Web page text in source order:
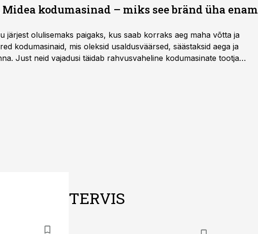
kodumasinad – miks see bränd üha enam
järjest olulisemaks paigaks, kus saab korraks aeg maha võtta ja
kodumasinaid, mis oleksid usaldusväärsed, säästaksid aega ja
Just neid vajadusi täidab rahvusvaheline kodumasinate tootja
TERVIS